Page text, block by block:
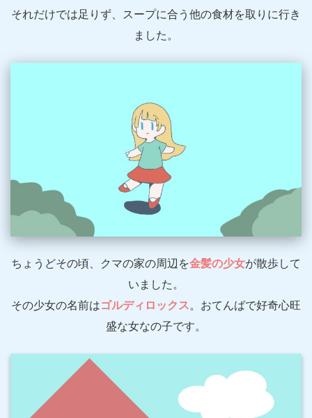
それだけでは足りず、スープに合う他の食材を取りに行き
ました。
ちょうどその頃、クマの家の周辺を金髪の少女が散歩して
いました。
その少女の名前はゴルディロックス 。おてんばで好奇心旺
盛な女なの子です。